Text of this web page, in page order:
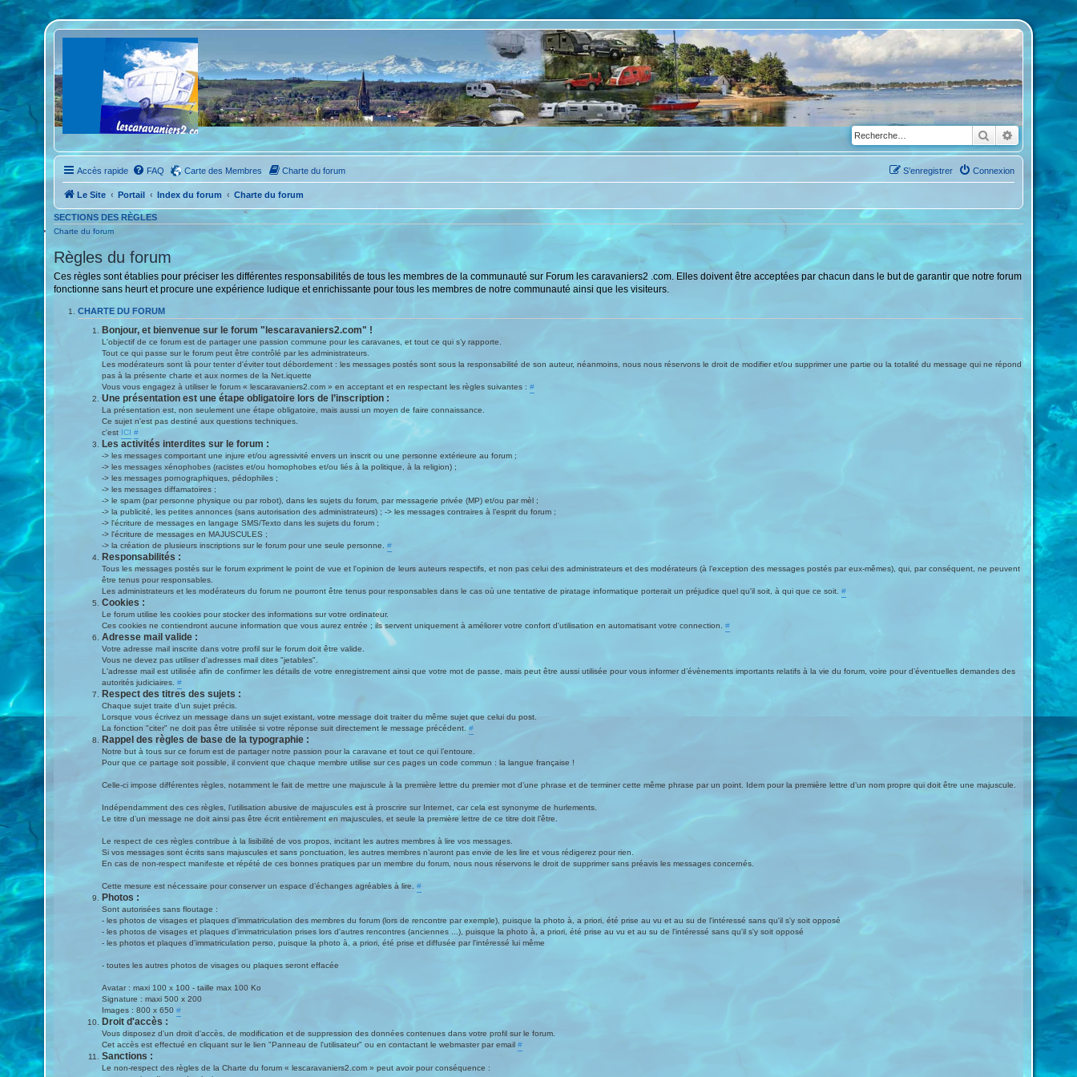
Rechercher
Accès rapide FAQ Carte des Membres Charte du forum Connexion
S’enregistrer
Le Site Portail Index du forum Charte du forum
SECTIONS DES RÈGLES
Charte du forum
Règles du forum
Ces règles sont établies pour préciser les différentes responsabilités de tous les membres de la communauté sur Forum les caravaniers2 .com. Elles doivent être acceptées par chacun dans le but de garantir que notre forum
fonctionne sans heurt et procure une expérience ludique et enrichissante pour tous les membres de notre communauté ainsi que les visiteurs.
CHARTE DU FORUM
Bonjour, et bienvenue sur le forum "lescaravaniers2.com" !
L'objectif de ce forum est de partager une passion commune pour les caravanes, et tout ce qui s’y rapporte.
Tout ce qui passe sur le forum peut être contrôlé par les administrateurs.
Les modérateurs sont là pour tenter d'éviter tout débordement : les messages postés sont sous la responsabilité de son auteur, néanmoins, nous nous réservons le droit de modifier et/ou supprimer une partie ou la totalité du message qui ne répond
pas à la présente charte et aux normes de la Net.iquette
Vous vous engagez à utiliser le forum « lescaravaniers2.com » en acceptant et en respectant les règles suivantes :#
Une présentation est une étape obligatoire lors de l’inscription :
La présentation est, non seulement une étape obligatoire, mais aussi un moyen de faire connaissance.
Ce sujet n'est pas destiné aux questions techniques.
c'est ICI #
Les activités interdites sur le forum :
-> les messages comportant une injure et/ou agressivité envers un inscrit ou une personne extérieure au forum ;
-> les messages xénophobes (racistes et/ou homophobes et/ou liés à la politique, à la religion) ;
-> les messages pornographiques, pédophiles ;
-> les messages diffamatoires ;
-> le spam (par personne physique ou par robot), dans les sujets du forum, par messagerie privée (MP) et/ou par mèl ;
-> la publicité, les petites annonces (sans autorisation des administrateurs) ; -> les messages contraires à l’esprit du forum ;
-> l'écriture de messages en langage SMS/Texto dans les sujets du forum ;
-> l'écriture de messages en MAJUSCULES ;
-> la création de plusieurs inscriptions sur le forum pour une seule personne.#
Responsabilités :
Tous les messages postés sur le forum expriment le point de vue et l'opinion de leurs auteurs respectifs, et non pas celui des administrateurs et des modérateurs (à l’exception des messages postés par eux-mêmes), qui, par conséquent, ne peuvent
être tenus pour responsables.
Les administrateurs et les modérateurs du forum ne pourront être tenus pour responsables dans le cas où une tentative de piratage informatique porterait un préjudice quel qu'il soit, à qui que ce soit.#
Cookies :
Le forum utilise les cookies pour stocker des informations sur votre ordinateur.
Ces cookies ne contiendront aucune information que vous aurez entrée ; ils servent uniquement à améliorer votre confort d'utilisation en automatisant votre connection.#
Adresse mail valide :
Votre adresse mail inscrite dans votre profil sur le forum doit être valide.
Vous ne devez pas utiliser d'adresses mail dites "jetables".
L'adresse mail est utilisée afin de confirmer les détails de votre enregistrement ainsi que votre mot de passe, mais peut être aussi utilisée pour vous informer d’évènements importants relatifs à la vie du forum, voire pour d’éventuelles demandes des
autorités judiciaires.#
Respect des titres des sujets :
Chaque sujet traite d’un sujet précis.
Lorsque vous écrivez un message dans un sujet existant, votre message doit traiter du même sujet que celui du post.
La fonction "citer" ne doit pas être utilisée si votre réponse suit directement le message précédent.#
Rappel des règles de base de la typographie :
Notre but à tous sur ce forum est de partager notre passion pour la caravane et tout ce qui l’entoure.
Pour que ce partage soit possible, il convient que chaque membre utilise sur ces pages un code commun : la langue française !
Celle-ci impose différentes règles, notamment le fait de mettre une majuscule à la première lettre du premier mot d’une phrase et de terminer cette même phrase par un point. Idem pour la première lettre d’un nom propre qui doit être une majuscule.
Indépendamment des ces règles, l’utilisation abusive de majuscules est à proscrire sur Internet, car cela est synonyme de hurlements.
Le titre d’un message ne doit ainsi pas être écrit entièrement en majuscules, et seule la première lettre de ce titre doit l’être.
Le respect de ces règles contribue à la lisibilité de vos propos, incitant les autres membres à lire vos messages.
Si vos messages sont écrits sans majuscules et sans ponctuation, les autres membres n’auront pas envie de les lire et vous rédigerez pour rien.
En cas de non-respect manifeste et répété de ces bonnes pratiques par un membre du forum, nous nous réservons le droit de supprimer sans préavis les messages concernés.
Cette mesure est nécessaire pour conserver un espace d’échanges agréables à lire.#
Photos :
Sont autorisées sans floutage :
- les photos de visages et plaques d'immatriculation des membres du forum (lors de rencontre par exemple), puisque la photo à, a priori, été prise au vu et au su de l'intéressé sans qu'il s'y soit opposé
- les photos de visages et plaques d'immatriculation prises lors d'autres rencontres (anciennes ...), puisque la photo à, a priori, été prise au vu et au su de l'intéressé sans qu'il s'y soit opposé
- les photos et plaques d'immatriculation perso, puisque la photo à, a priori, été prise et diffusée par l'intéressé lui même
- toutes les autres photos de visages ou plaques seront effacée
Avatar : maxi 100 x 100 - taille max 100 Ko
Signature : maxi 500 x 200
Images : 800 x 650#
Droit d'accès :
Vous disposez d'un droit d'accès, de modification et de suppression des données contenues dans votre profil sur le forum.
Cet accès est effectué en cliquant sur le lien "Panneau de l'utilisateur" ou en contactant le webmaster par email#
Sanctions :
Le non-respect des règles de la Charte du forum « lescaravaniers2.com » peut avoir pour conséquence :